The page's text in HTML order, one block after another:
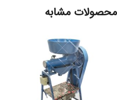
محصولات مشابه